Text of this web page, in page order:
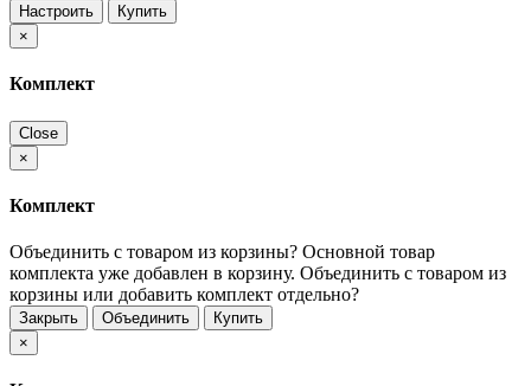
Настроить
Купить
×
Комплект
Close
×
Комплект
Объединить с товаром из корзины? Основной товар
комплекта уже добавлен в корзину. Объединить с товаром из
корзины или добавить комплект отдельно?
Закрыть Объединить
Купить
×